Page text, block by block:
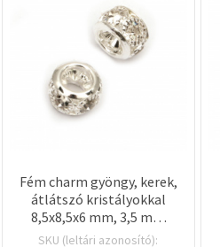
Fém charm gyöngy, kerek,
átlátszó kristályokkal
8,5x8,5x6 mm, 3,5 mm
furat, ezüst szín – 2 db
SKU (leltári azonosító):